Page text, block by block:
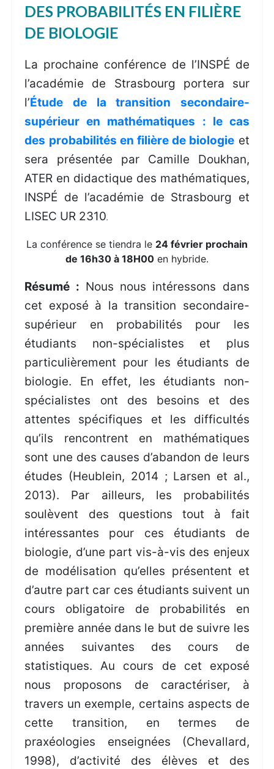
DES PROBABILITÉS EN FILIÈRE
DE BIOLOGIE
La prochaine conférence de l’INSPÉ de
l’académie de Strasbourg portera sur
l’Étude de la transition secondaire-
supérieur en mathématiques : le cas
des probabilités en filière de biologie et
sera présentée par Camille Doukhan,
ATER en didactique des mathématiques,
INSPÉ de l’académie de Strasbourg et
LISEC UR 2310.
La conférence se tiendra le 24 février prochain
de 16h30 à 18H00 en hybride.
Résumé : Nous nous intéressons dans
cet exposé à la transition secondaire-
supérieur en probabilités pour les
étudiants non-spécialistes et plus
particulièrement pour les étudiants de
biologie. En effet, les étudiants non-
spécialistes ont des besoins et des
attentes spécifiques et les difficultés
qu’ils rencontrent en mathématiques
sont une des causes d’abandon de leurs
études (Heublein, 2014 ; Larsen et al.,
2013). Par ailleurs, les probabilités
soulèvent des questions tout à fait
intéressantes pour ces étudiants de
biologie, d’une part vis-à-vis des enjeux
de modélisation qu’elles présentent et
d’autre part car ces étudiants suivent un
cours obligatoire de probabilités en
première année dans le but de suivre les
années suivantes des cours de
statistiques. Au cours de cet exposé
nous proposons de caractériser, à
travers un exemple, certains aspects de
cette transition, en termes de
praxéologies enseignées (Chevallard,
1998), d’activité des élèves et des